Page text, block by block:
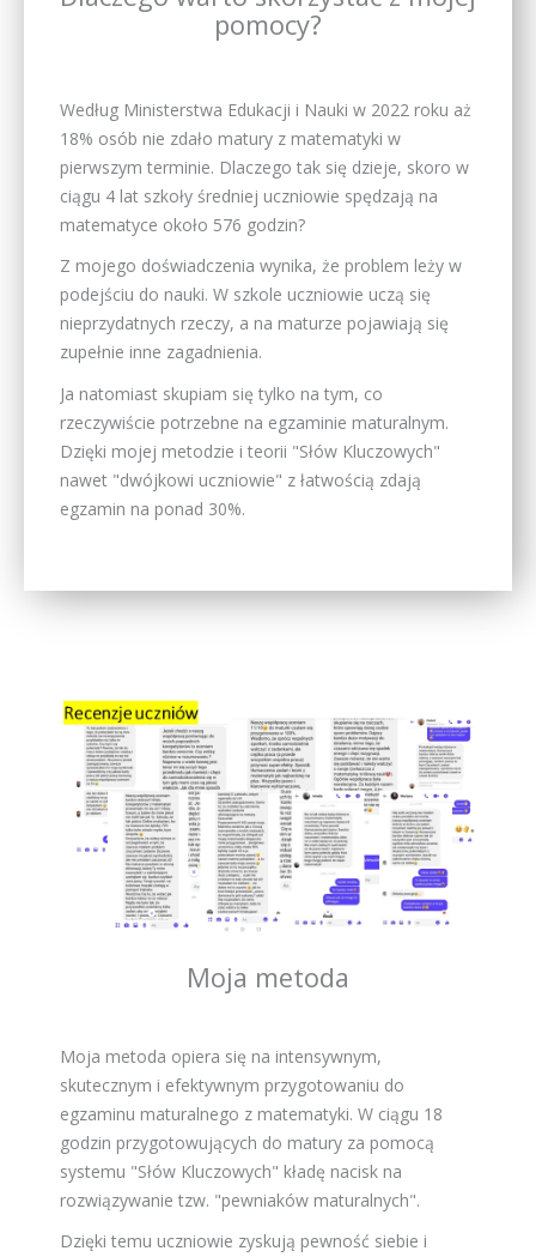
pomocy?
Według Ministerstwa Edukacji i Nauki w 2022 roku aż
18% osób nie zdało matury z matematyki w
pierwszym terminie. Dlaczego tak się dzieje, skoro w
ciągu 4 lat szkoły średniej uczniowie spędzają na
matematyce około 576 godzin?
Z mojego doświadczenia wynika, że problem leży w
podejściu do nauki. W szkole uczniowie uczą się
nieprzydatnych rzeczy, a na maturze pojawiają się
zupełnie inne zagadnienia.
Ja natomiast skupiam się tylko na tym, co
rzeczywiście potrzebne na egzaminie maturalnym.
Dzięki mojej metodzie i teorii "Słów Kluczowych"
nawet "dwójkowi uczniowie" z łatwością zdają
egzamin na ponad 30%.
Moja metoda
Moja metoda opiera się na intensywnym,
skutecznym i efektywnym przygotowaniu do
egzaminu maturalnego z matematyki. W ciągu 18
godzin przygotowujących do matury za pomocą
systemu "Słów Kluczowych" kładę nacisk na
rozwiązywanie tzw. "pewniaków maturalnych".
Dzięki temu uczniowie zyskują pewność siebie i